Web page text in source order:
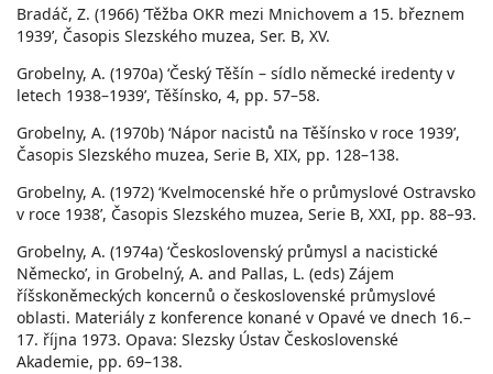
Bradáč, Z. (1966) ‘Těžba OKR mezi Mnichovem a 15. březnem
1939’, Časopis Slezského muzea, Ser. B, XV.
Grobelny, A. (1970a) ‘Český Těšín – sídlo německé iredenty v
letech 1938–1939’, Těšínsko, 4, pp. 57–58.
Grobelny, A. (1970b) ‘Nápor nacistů na Těšínsko v roce 1939’,
Časopis Slezského muzea, Serie B, XIX, pp. 128–138.
Grobelny, A. (1972) ‘Kvelmocenské hře o průmyslové Ostravsko
v roce 1938’, Časopis Slezského muzea, Serie B, XXI, pp. 88–93.
Grobelny, A. (1974a) ‘Československý průmysl a nacistické
Německo’, in Grobelný, A. and Pallas, L. (eds) Zájem
říšskoněmeckých koncernů o československé průmyslové
oblasti. Materiály z konference konané v Opavé ve dnech 16.–
17. října 1973. Opava: Slezsky Ústav Československé
Akademie, pp. 69–138.